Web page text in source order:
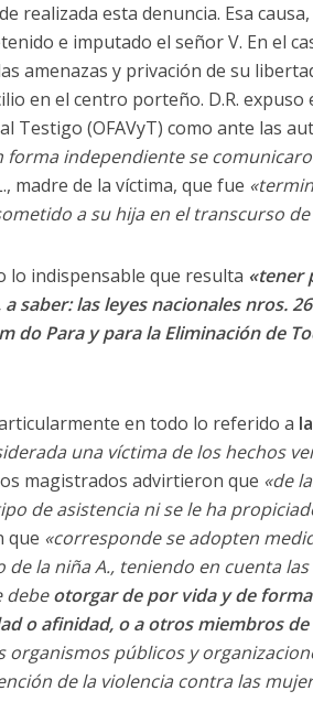
realizada esta denuncia. Esa
e imputado el señor V. En el
amenazas y privación de su
en el centro porteño. D.R. expuso
Testigo (OFAVyT) como ante las
independiente se
madre de la víctima, que fue
a su hija en el transcurso
indispensable que resulta «tener
las leyes nacionales nros.
do Para y para la Eliminación de
en todo lo referido a
una víctima de los hechos
magistrados advirtieron que «de
de asistencia ni se le ha
que «corresponde se adopten
la niña A., teniendo en cuenta
debeotorgar de por vida y de
o afinidad, o a otros miembros
organismos públicos y
de la violencia contra las